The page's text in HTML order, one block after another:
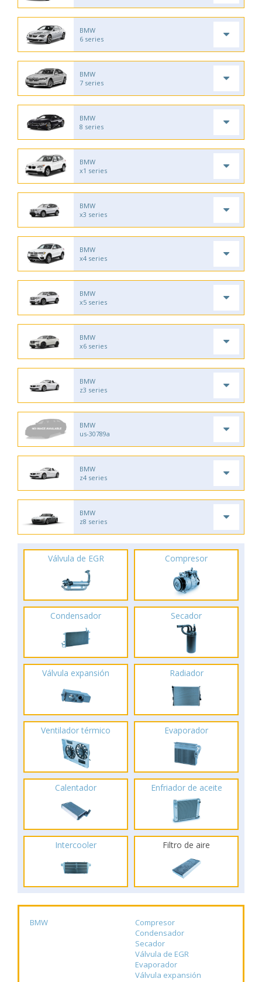
BMW
6 series
BMW
7 series
BMW
8 series
BMW
x1 series
BMW
x3 series
BMW
x4 series
BMW
x5 series
BMW
x6 series
BMW
z3 series
BMW
us-30789a
BMW
z4 series
BMW
z8 series
Válvula de EGR Compresor
Condensador Secador
Válvula expansión Radiador
Ventilador térmico Evaporador
Calentador Enfriador de aceite
Intercooler Filtro de aire
BMW
Compresor
Condensador
Secador
Válvula de EGR
Evaporador
Válvula expansión